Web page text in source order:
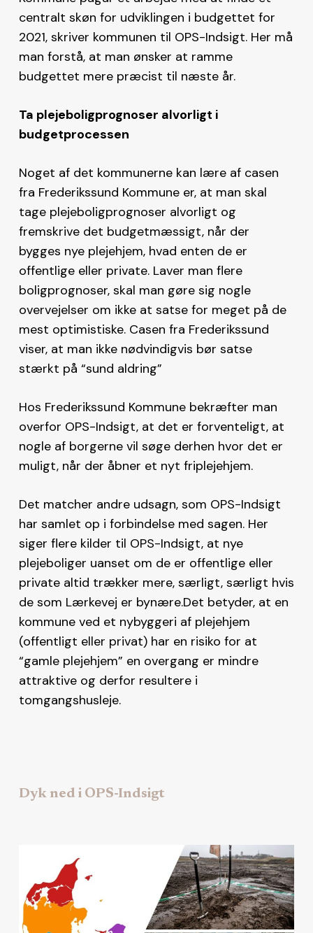
centralt skøn for udviklingen i budgettet for
2021, skriver kommunen til OPS-Indsigt. Her må
man forstå, at man ønsker at ramme
budgettet mere præcist til næste år.
Ta plejeboligprognoser alvorligt i
budgetprocessen
Noget af det kommunerne kan lære af casen
fra Frederikssund Kommune er, at man skal
tage plejeboligprognoser alvorligt og
fremskrive det budgetmæssigt, når der
bygges nye plejehjem, hvad enten de er
offentlige eller private. Laver man flere
boligprognoser, skal man gøre sig nogle
overvejelser om ikke at satse for meget på de
mest optimistiske. Casen fra Frederikssund
viser, at man ikke nødvindigvis bør satse
stærkt på “sund aldring”
Hos Frederikssund Kommune bekræfter man
overfor OPS-Indsigt, at det er forventeligt, at
nogle af borgerne vil søge derhen hvor det er
muligt, når der åbner et nyt friplejehjem.
Det matcher andre udsagn, som OPS-Indsigt
har samlet op i forbindelse med sagen. Her
siger flere kilder til OPS-Indsigt, at nye
plejeboliger uanset om de er offentlige eller
private altid trækker mere, særligt, særligt hvis
de som Lærkevej er bynære.Det betyder, at en
kommune ved et nybyggeri af plejehjem
(offentligt eller privat) har en risiko for at
“gamle plejehjem” en overgang er mindre
attraktive og derfor resultere i
tomgangshusleje.
Dyk ned i OPS-Indsigt